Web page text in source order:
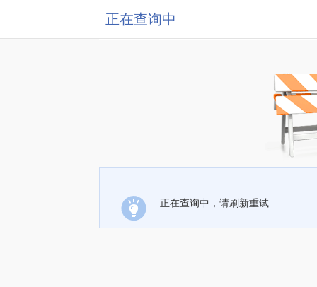
正在查询中
正在查询中，请刷新重试